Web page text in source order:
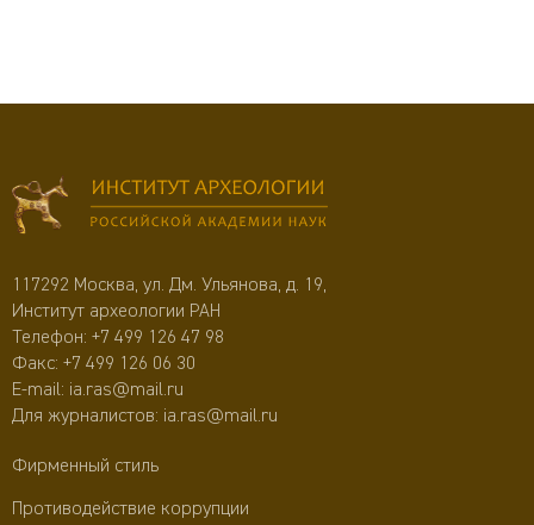
117292 Москва, ул. Дм. Ульянова, д. 19,
Институт археологии РАН
Телефон: +7 499 126 47 98
Факс: +7 499 126 06 30
E-mail: ia.ras@mail.ru
Для журналистов: ia.ras@mail.ru
Фирменный стиль
Противодействие коррупции